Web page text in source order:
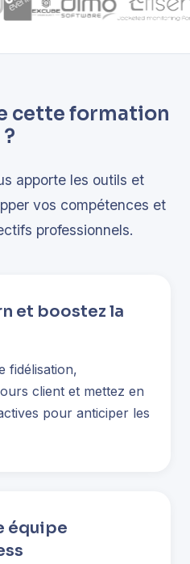
cette formation
?
apporte les outils et
vos compétences et
professionnels.
et boostez la
fidélisation,
client et mettez en
pour anticiper les
équipe